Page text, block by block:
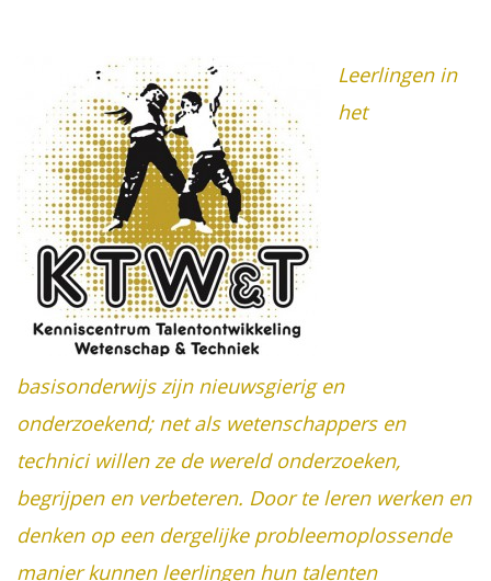
Leerlingen in
het
basisonderwijs zijn nieuwsgierig en
onderzoekend; net als wetenschappers en
technici willen ze de wereld onderzoeken,
begrijpen en verbeteren. Door te leren werken en
denken op een dergelijke probleemoplossende
manier kunnen leerlingen hun talenten